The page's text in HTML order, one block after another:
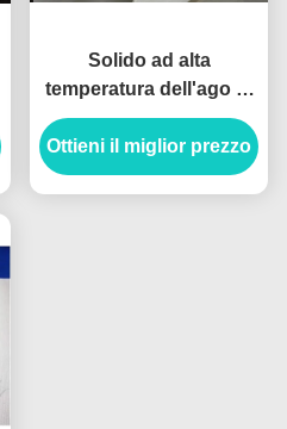
Solido ad alta
temperatura dell'ago di
trasporto pneumatico
della tela di Airslide per
la pianta del cemento
Ottieni il miglior prezzo